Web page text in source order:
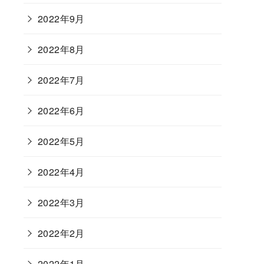
2022年9月
2022年8月
2022年7月
2022年6月
2022年5月
2022年4月
2022年3月
2022年2月